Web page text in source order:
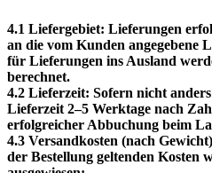
4.1 Liefergebiet: Lieferungen
an die vom Kunden angegebene
für Lieferungen ins Ausland
berechnet.
4.2 Lieferzeit: Sofern nicht
Lieferzeit 2–5 Werktage nach
erfolgreicher Abbuchung beim
4.3 Versandkosten (nach
der Bestellung geltenden Kosten